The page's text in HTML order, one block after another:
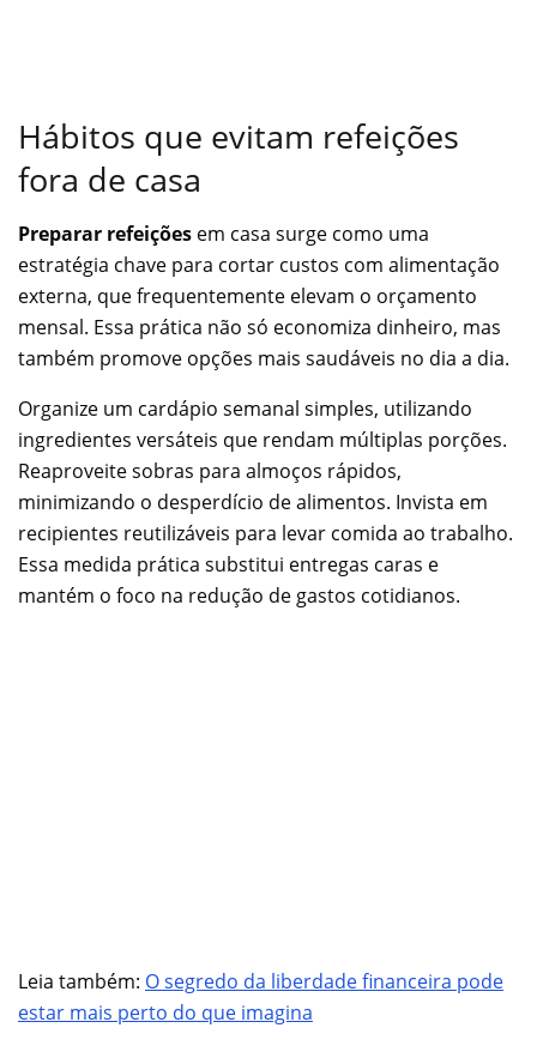
Hábitos que evitam refeições
fora de casa
Preparar refeições em casa surge como uma
estratégia chave para cortar custos com alimentação
externa, que frequentemente elevam o orçamento
mensal. Essa prática não só economiza dinheiro, mas
também promove opções mais saudáveis no dia a dia.
Organize um cardápio semanal simples, utilizando
ingredientes versáteis que rendam múltiplas porções.
Reaproveite sobras para almoços rápidos,
minimizando o desperdício de alimentos. Invista em
recipientes reutilizáveis para levar comida ao trabalho.
Essa medida prática substitui entregas caras e
mantém o foco na redução de gastos cotidianos.
Leia também: O segredo da liberdade financeira pode
estar mais perto do que imagina